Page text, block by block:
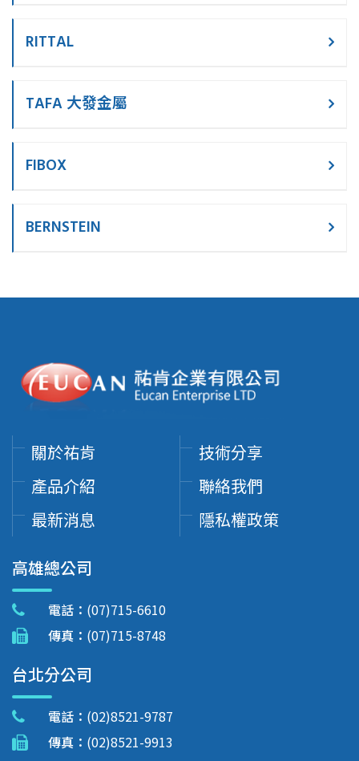
RITTAL
TAFA 大發金屬
FIBOX
BERNSTEIN
關於祐肯
產品介紹
最新消息
技術分享
聯絡我們
隱私權政策
高雄總公司
電話： (07)715-6610
傳真： (07)715-8748
台北分公司
電話： (02)8521-9787
傳真： (02)8521-9913